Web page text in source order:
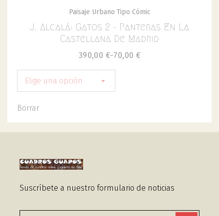
Paisaje Urbano Tipo Cómic
J. Alcalá: Gatos 2 - Panteras En La
Castellana De Madrid
70,00 €
-
390,00 €
Elige una opción
Borrar
Suscríbete a nuestro formulario de noticias